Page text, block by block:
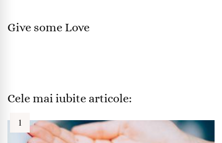
Give some Love
Cele mai iubite articole: